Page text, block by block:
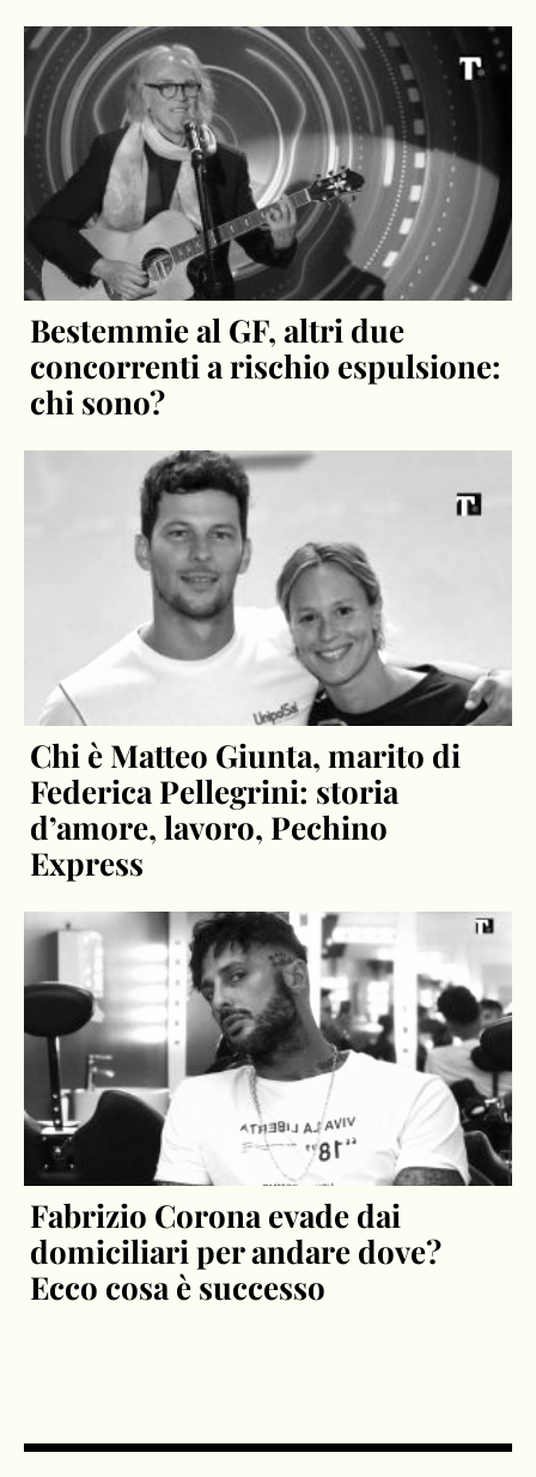
Bestemmie al GF, altri due
concorrenti a rischio espulsione:
chi sono?
Chi è Matteo Giunta, marito di
Federica Pellegrini: storia
d’amore, lavoro, Pechino
Express
Fabrizio Corona evade dai
domiciliari per andare dove?
Ecco cosa è successo